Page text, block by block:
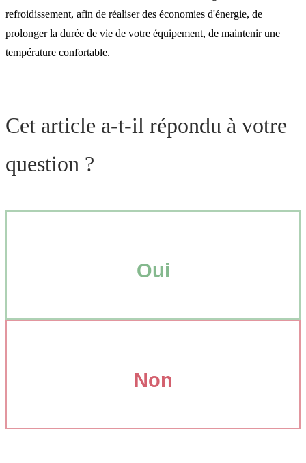
refroidissement, afin de réaliser des économies d'énergie, de
prolonger la durée de vie de votre équipement, de maintenir une
température confortable.
Cet article a-t-il répondu à votre
question ?
Oui
Non